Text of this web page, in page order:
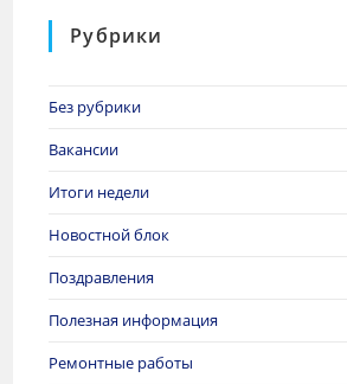
Рубрики
Без рубрики
Вакансии
Итоги недели
Новостной блок
Поздравления
Полезная информация
Ремонтные работы